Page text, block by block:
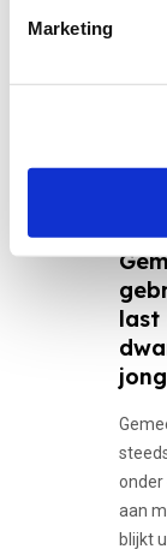
Marketing
last
onder
aan
blijkt